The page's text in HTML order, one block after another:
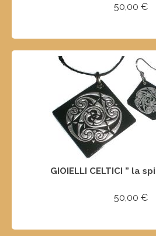
50,00 €
GIOIELLI CELTICI ” la
50,00 €